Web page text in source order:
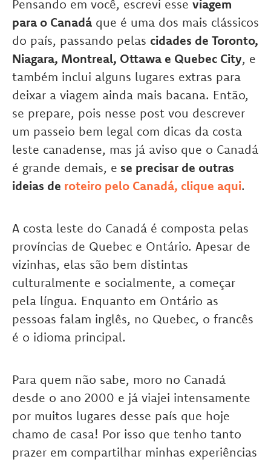
Pensando em você, escrevi esse viagem
para o Canadá que é uma dos mais clássicos
do país, passando pelas cidades de Toronto,
Niagara, Montreal, Ottawa e Quebec City, e
também inclui alguns lugares extras para
deixar a viagem ainda mais bacana. Então,
se prepare, pois nesse post vou descrever
um passeio bem legal com dicas da costa
leste canadense, mas já aviso que o Canadá
é grande demais, e se precisar de outras
ideias de roteiro pelo Canadá, clique aqui.
A costa leste do Canadá é composta pelas
províncias de Quebec e Ontário. Apesar de
vizinhas, elas são bem distintas
culturalmente e socialmente, a começar
pela língua. Enquanto em Ontário as
pessoas falam inglês, no Quebec, o francês
é o idioma principal.
Para quem não sabe, moro no Canadá
desde o ano 2000 e já viajei intensamente
por muitos lugares desse país que hoje
chamo de casa! Por isso que tenho tanto
prazer em compartilhar minhas experiências